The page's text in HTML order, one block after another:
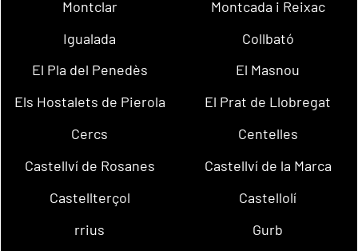
Montclar
Montcada i Reixac
Igualada
Collbató
El Pla del Penedès
El Masnou
Els Hostalets de Pierola
El Prat de Llobregat
Cercs
Centelles
Castellví de Rosanes
Castellví de la Marca
Castellterçol
Castellolí
rrius
Gurb